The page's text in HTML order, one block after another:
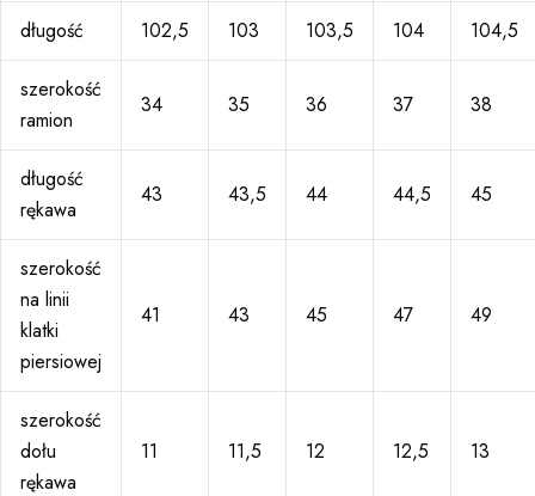
długość 102,5 103 103,5 104 104,5
szerokość
ramion
34 35 36 37 38
długość
rękawa
43 43,5 44 44,5 45
szerokość
na linii
klatki
piersiowej
41 43 45 47 49
szerokość
dołu
rękawa
11 11,5 12 12,5 13